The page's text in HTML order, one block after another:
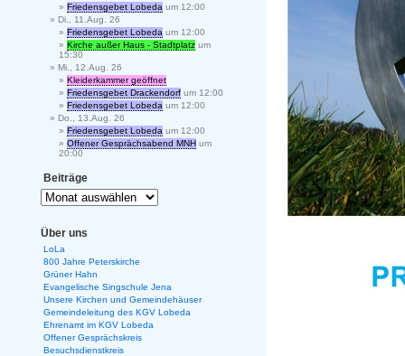
Friedensgebet Lobeda um 12:00
Di., 11.Aug. 26
Friedensgebet Lobeda um 12:00
Kirche außer Haus - Stadtplatz um
15:30
Mi., 12.Aug. 26
Kleiderkammer geöffnet
Friedensgebet Drackendorf um 12:00
Friedensgebet Lobeda um 12:00
Do., 13.Aug. 26
Friedensgebet Lobeda um 12:00
Offener Gesprächsabend MNH um
20:00
Beiträge
Über uns
LoLa
800 Jahre Peterskirche
Grüner Hahn
Evangelische Singschule Jena
Unsere Kirchen und Gemeindehäuser
Gemeindeleitung des KGV Lobeda
Ehrenamt im KGV Lobeda
Offener Gesprächskreis
Besuchsdienstkreis